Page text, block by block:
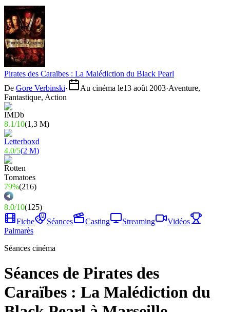
Pirates des Caraïbes : La Malédiction du Black Pearl
De Gore Verbinski· Au cinéma le13 août 2003·Aventure,
Fantastique, Action
8.1/10(1,3 M)
4.0/5(2 M)
79%(216)
8.0/10(125)
Fiche
Séances Casting Streaming
Vidéos
Palmarès
Séances cinéma
Séances de Pirates des
Caraïbes : La Malédiction du